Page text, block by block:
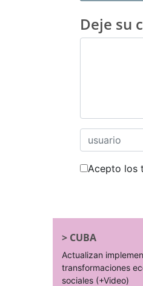
Deje su
Acepto los
> CUBA
Actualizan
transformaciones
sociales (+Video)